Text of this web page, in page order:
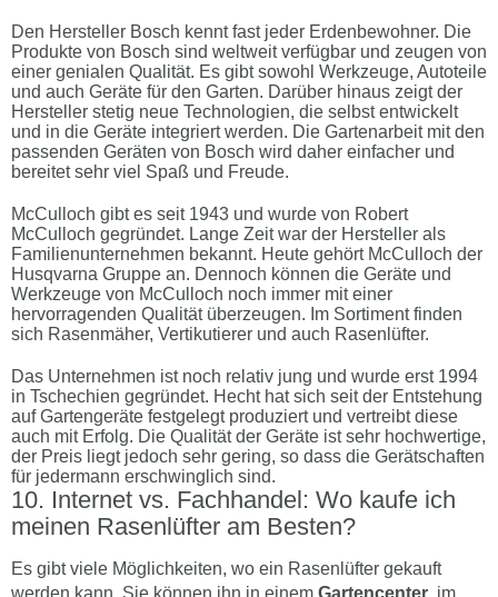
Den Hersteller Bosch kennt fast jeder Erdenbewohner. Die
Produkte von Bosch sind weltweit verfügbar und zeugen von
einer genialen Qualität. Es gibt sowohl Werkzeuge, Autoteile
und auch Geräte für den Garten. Darüber hinaus zeigt der
Hersteller stetig neue Technologien, die selbst entwickelt
und in die Geräte integriert werden. Die Gartenarbeit mit den
passenden Geräten von Bosch wird daher einfacher und
bereitet sehr viel Spaß und Freude.
McCulloch gibt es seit 1943 und wurde von Robert
McCulloch gegründet. Lange Zeit war der Hersteller als
Familienunternehmen bekannt. Heute gehört McCulloch der
Husqvarna Gruppe an. Dennoch können die Geräte und
Werkzeuge von McCulloch noch immer mit einer
hervorragenden Qualität überzeugen. Im Sortiment finden
sich Rasenmäher, Vertikutierer und auch Rasenlüfter.
Das Unternehmen ist noch relativ jung und wurde erst 1994
in Tschechien gegründet. Hecht hat sich seit der Entstehung
auf Gartengeräte festgelegt produziert und vertreibt diese
auch mit Erfolg. Die Qualität der Geräte ist sehr hochwertige,
der Preis liegt jedoch sehr gering, so dass die Gerätschaften
für jedermann erschwinglich sind.
Internet vs. Fachhandel: Wo kaufe ich
meinen Rasenlüfter am Besten?
Es gibt viele Möglichkeiten, wo ein Rasenlüfter gekauft
werden kann. Sie können ihn in einem Gartencenter, im